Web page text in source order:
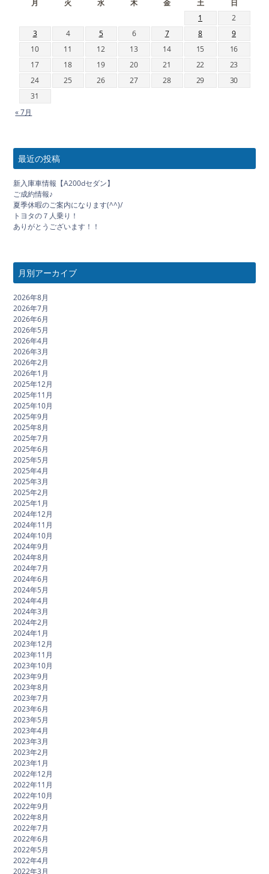
月 火 水 木 金 土
日
1
2
3
4 5 6 7 8
9
10
11 12 13 14 15
16
17
18 19 20 21 22
23
24
25 26 27 28 29
30
31
« 7月
最近の投稿
新入庫車情報【A200dセダン】
ご成約情報♪
夏季休暇のご案内になります(^^)/
トヨタの７人乗り！
ありがとうございます！！
月別アーカイブ
2026年8月
2026年7月
2026年6月
2026年5月
2026年4月
2026年3月
2026年2月
2026年1月
2025年12月
2025年11月
2025年10月
2025年9月
2025年8月
2025年7月
2025年6月
2025年5月
2025年4月
2025年3月
2025年2月
2025年1月
2024年12月
2024年11月
2024年10月
2024年9月
2024年8月
2024年7月
2024年6月
2024年5月
2024年4月
2024年3月
2024年2月
2024年1月
2023年12月
2023年11月
2023年10月
2023年9月
2023年8月
2023年7月
2023年6月
2023年5月
2023年4月
2023年3月
2023年2月
2023年1月
2022年12月
2022年11月
2022年10月
2022年9月
2022年8月
2022年7月
2022年6月
2022年5月
2022年4月
2022年3月